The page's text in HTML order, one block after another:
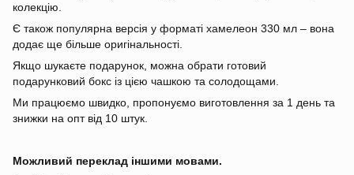
колекцію.
Є також популярна версія у форматі хамелеон 330 мл – вона
додає ще більше оригінальності.
Якщо шукаєте подарунок, можна обрати готовий
подарунковий бокс із цією чашкою та солодощами.
Ми працюємо швидко, пропонуємо виготовлення за 1 день та
знижки на опт від 10 штук.
Можливий переклад іншими мовами.